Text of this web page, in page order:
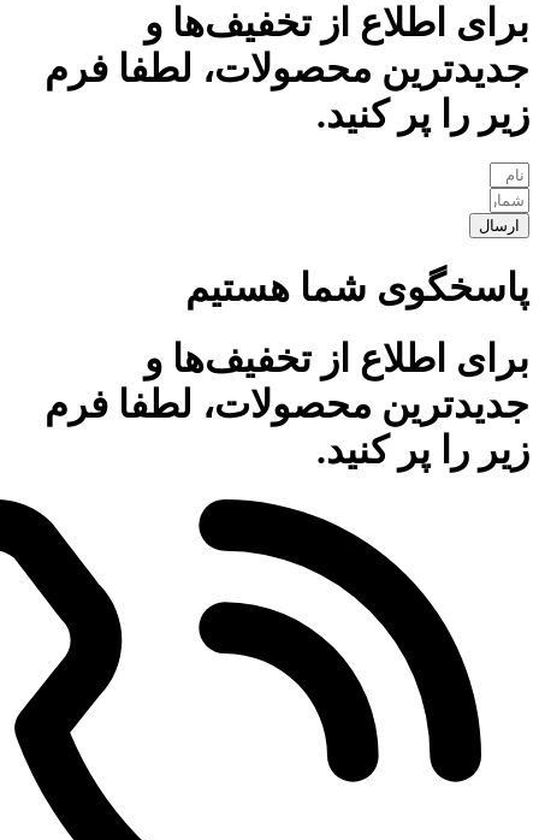
برای اطلاع از تخفیف‌ها و
جدیدترین محصولات، لطفا فرم
زیر را پر کنید.
ارسال
پاسخگوی شما هستیم
برای اطلاع از تخفیف‌ها و
جدیدترین محصولات، لطفا فرم
زیر را پر کنید.